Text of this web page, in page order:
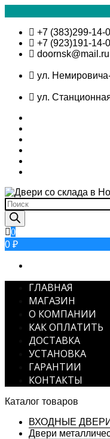
Skip
content
+7 (383)299-14-
+7 (923)191-14-
doornsk@mail.ru
ул.
ул.
Поиск
товаров
0
0 ₽
ГЛАВНАЯ
МАГАЗИН
О КОМПАНИИ
КАК ОПЛАТИТЬ
ДОСТАВКА
УСТАНОВКА
ГАРАНТИИ
КОНТАКТЫ
Каталог товаров
ВХОДНЫЕ ДВЕРИ
Двери